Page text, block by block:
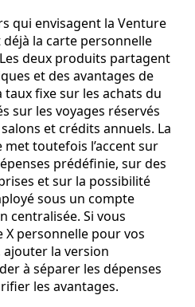
qui envisagent la Venture
déjà la carte personnelle
deux produits partagent
et des avantages de
taux fixe sur les achats du
sur les voyages réservés
et crédits annuels. La
toutefois l’accent sur
prédéfinie, sur des
et sur la possibilité
sous un compte
centralisée. Si vous
X personnelle pour vos
la version
à séparer les dépenses
les avantages.